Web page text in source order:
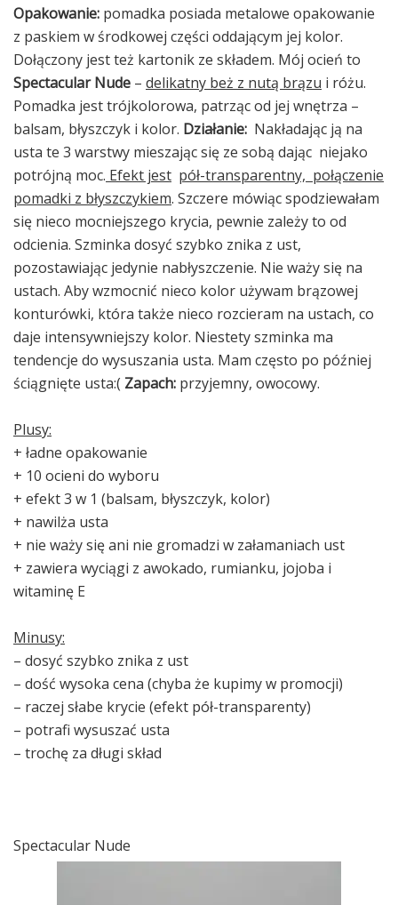
Opakowanie: pomadka posiada metalowe opakowanie
z paskiem w środkowej części oddającym jej kolor.
Dołączony jest też kartonik ze składem. Mój ocień to
Spectacular Nude – delikatny beż z nutą brązu i różu.
Pomadka jest trójkolorowa, patrząc od jej wnętrza –
balsam, błyszczyk i kolor. Działanie: Nakładając ją na
usta te 3 warstwy mieszając się ze sobą dając niejako
potrójną moc. Efekt jest pół-transparentny, połączenie
pomadki z błyszczykiem. Szczere mówiąc spodziewałam
się nieco mocniejszego krycia, pewnie zależy to od
odcienia. Szminka dosyć szybko znika z ust,
pozostawiając jedynie nabłyszczenie. Nie waży się na
ustach. Aby wzmocnić nieco kolor używam brązowej
konturówki, która także nieco rozcieram na ustach, co
daje intensywniejszy kolor. Niestety szminka ma
tendencje do wysuszania usta. Mam często po później
ściągnięte usta:( Zapach: przyjemny, owocowy.
Plusy:
+ ładne opakowanie
+ 10 ocieni do wyboru
+ efekt 3 w 1 (balsam, błyszczyk, kolor)
+ nawilża usta
+ nie waży się ani nie gromadzi w załamaniach ust
+ zawiera wyciągi z awokado, rumianku, jojoba i
witaminę E
Minusy:
– dosyć szybko znika z ust
– dość wysoka cena (chyba że kupimy w promocji)
– raczej słabe krycie (efekt pół-transparenty)
– potrafi wysuszać usta
– trochę za długi skład
Spectacular Nude